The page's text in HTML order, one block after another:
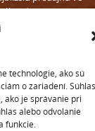
technológie, ako sú
o zariadení.
ako je správanie pri
alebo odvolanie
funkcie.
zadajte mesto